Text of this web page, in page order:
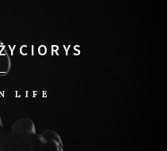
LIFE